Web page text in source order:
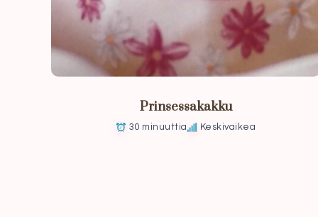
Prinsessakakku
30 minuuttia Keskivaikea